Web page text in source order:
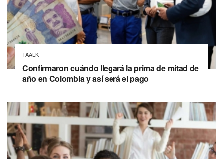
TAALK
Confirmaron cuándo llegará la prima de mitad de
año en Colombia y así será el pago